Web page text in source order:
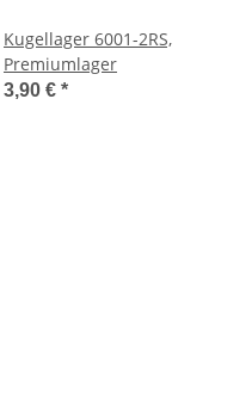
Kugellager 6001-2RS,
Premiumlager
3,90 € *